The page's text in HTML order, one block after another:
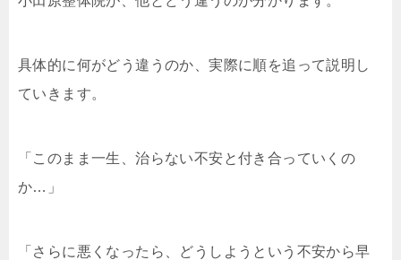
具体的に何がどう違うのか、実際に順を追って説明し
ていきます。
「このまま一生、治らない不安と付き合っていくの
か…」
「さらに悪くなったら、どうしようという不安から早